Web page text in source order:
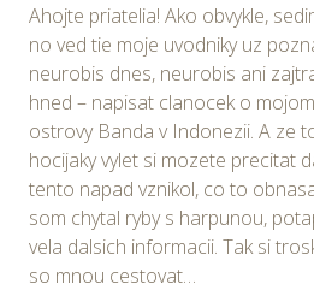
Ahojte priatelia! Ako obvykle,
no ved tie moje uvodniky uz
neurobis dnes, neurobis ani
hned – napisat clanocek o
ostrovy Banda v Indonezii. A ze
hocijaky vylet si mozete precitat
tento napad vznikol, co to
som chytal ryby s harpunou,
vela dalsich informacii. Tak si
so mnou cestovat…